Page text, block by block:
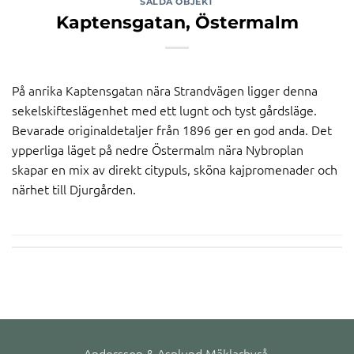
Kaptensgatan, Östermalm
På anrika Kaptensgatan nära Strandvägen ligger denna
sekelskifteslägenhet med ett lugnt och tyst gårdsläge.
Bevarade originaldetaljer från 1896 ger en god anda. Det
ypperliga läget på nedre Östermalm nära Nybroplan
skapar en mix av direkt citypuls, sköna kajpromenader och
närhet till Djurgården.